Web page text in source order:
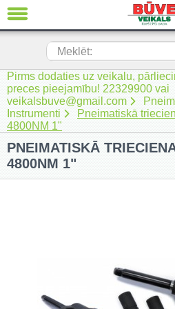
Meklēt:
Pirms dodaties uz veikalu,
preces pieejamību! 22329900 vai
veikalsbuve@gmail.com
Instrumenti
Pneimatiskā
4800NM 1"
PNEIMATISKĀ
4800NM 1"
AIZVĒRT
Jaunumi (230)
Akumulatora instrumenti (205)
Akumulatoru lādētāji un
(116)
Auto ķīmija un piederumi
(22)
Elektroinstrumenti (69)
Rokas elektroinstrumenti (2)